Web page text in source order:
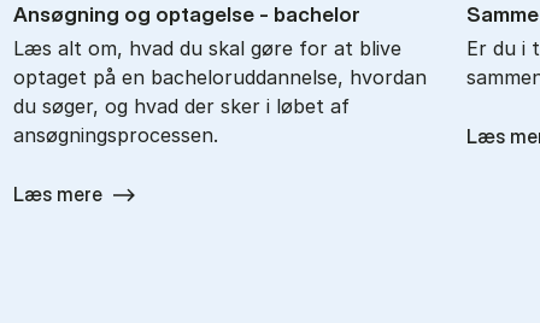
An­søg­ning og op­ta­gel­se - ba­chel­or
Læs alt om, hvad du skal gøre for at blive
optaget på en bacheloruddannelse, hvordan
du søger, og hvad der sker i løbet af
ansøgningsprocessen.
Læs mere
Er du i
Læs